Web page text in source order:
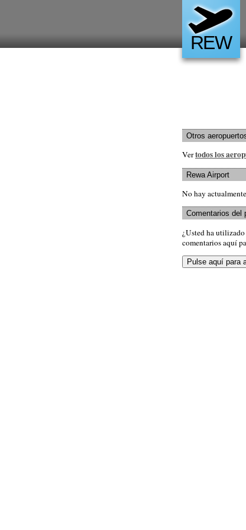
REW
Otros
Vertodos los
Rewa Airport
No hay
Comentarios del
¿Usted ha
comentarios aquí